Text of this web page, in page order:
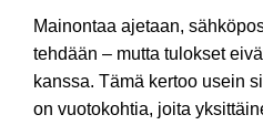
Mainontaa ajetaan,
tehdään – mutta tulokset
kanssa. Tämä kertoo usein
on vuotokohtia, joita